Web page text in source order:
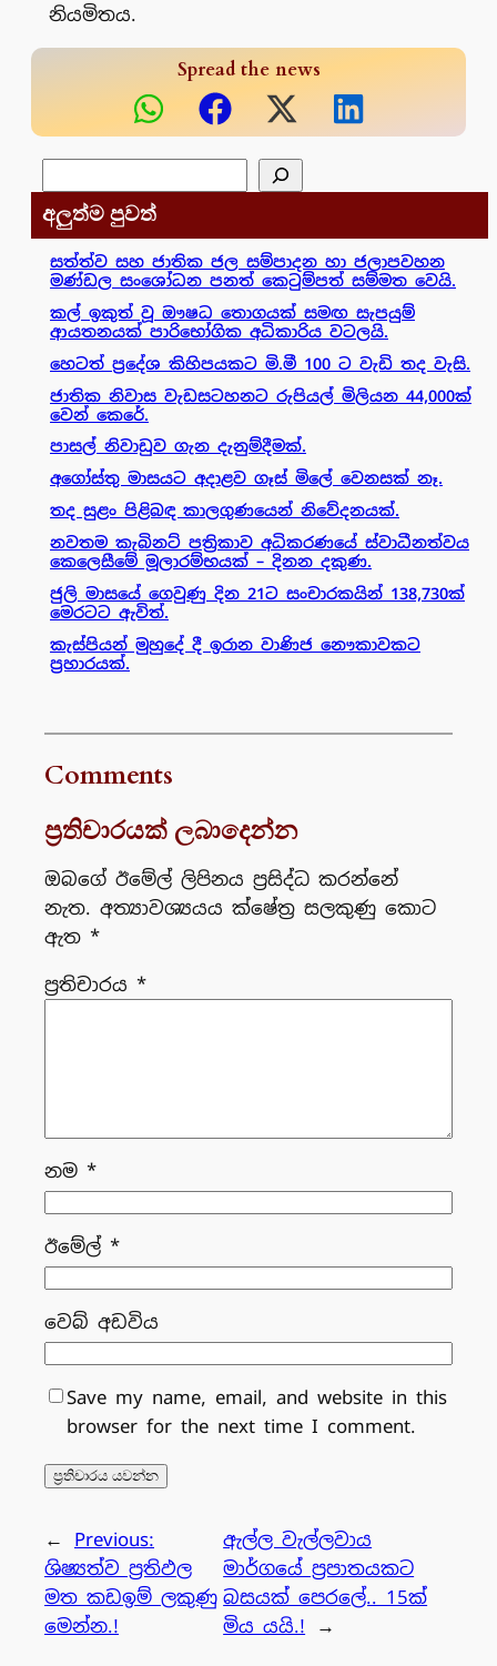
නියමිතය.
Spread the news
අලුත්ම පුවත්
සත්ත්ව සහ ජාතික ජල සම්පාදන හා ජලාපවහන
මණ්ඩල සංශෝධන පනත් කෙටුම්පත් සම්මත වෙයි.
කල් ඉකුත් වූ ඖෂධ තොගයක් සමඟ සැපයුම්
ආයතනයක් පාරිභෝගික අධිකාරිය වටලයි.
හෙටත් ප්‍රදේශ කිහිපයකට මි.මී 100 ට වැඩි තද වැසි.
ජාතික නිවාස වැඩසටහනට රුපියල් මිලියන 44,000ක්
වෙන් කෙරේ.
පාසල් නිවාඩුව ගැන දැනුම්දීමක්.
අගෝස්තු මාසයට අදාළව ගෑස් මිලේ වෙනසක් නෑ.
තද සුළං පිළිබඳ කාලගුණයෙන් නිවේදනයක්.
නවතම කැබිනට් පත්‍රිකාව අධිකරණයේ ස්වාධීනත්වය
කෙලෙසීමේ මූලාරම්භයක් – දිනන දකුණ.
ජුලි මාසයේ ගෙවුණු දින 21ට සංචාරකයින් 138,730ක්
මෙරටට ඇවිත්.
කැස්පියන් මුහුදේ දී ඉරාන වාණිජ නෞකාවකට
ප්‍රහාරයක්.
Comments
ප්‍රතිචාරයක් ලබාදෙන්න
ඔබගේ ඊමේල් ලිපිනය ප්‍රසිද්ධ කරන්නේ
නැත. අත්‍යාවශ්‍යයය ක්ෂේත්‍ර සලකුණු කොට
ඇත *
ප්‍රතිචාරය *
නම *
ඊමේල් *
වෙබ් අඩවිය
Save my name, email, and website in this
browser for the next time I comment.
←
Previous:
ශිෂ්‍යත්ව ප්‍රතිඵල
මත කඩඉම් ලකුණු
මෙන්න.!
ඇල්ල වැල්ලවාය
මාර්ගයේ ප්‍රපාතයකට
බසයක් පෙරලේ.. 15ක්
මිය යයි.!
→